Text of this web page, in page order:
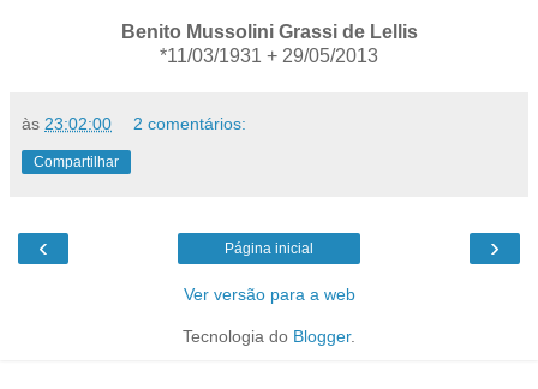
Benito Mussolini Grassi de Lellis
*11/03/1931 + 29/05/2013
às 23:02:00 2 comentários:
Compartilhar
‹ ›
Página inicial
Ver versão para a web
Tecnologia do Blogger.